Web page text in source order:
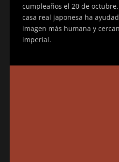
cumpleaños el 20 de
casa real japonesa ha
imagen más humana y
imperial.